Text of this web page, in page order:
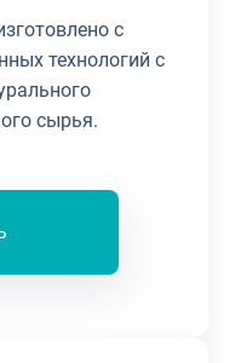
с
технологий с
сырья.